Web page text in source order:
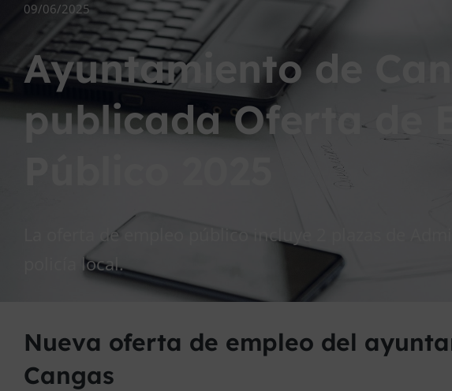
09/06/2025
Ayuntamiento de
publicada Oferta de
La oferta de empleo público incluye 2 plazas de
policía local.
Nueva oferta de empleo del
Cangas